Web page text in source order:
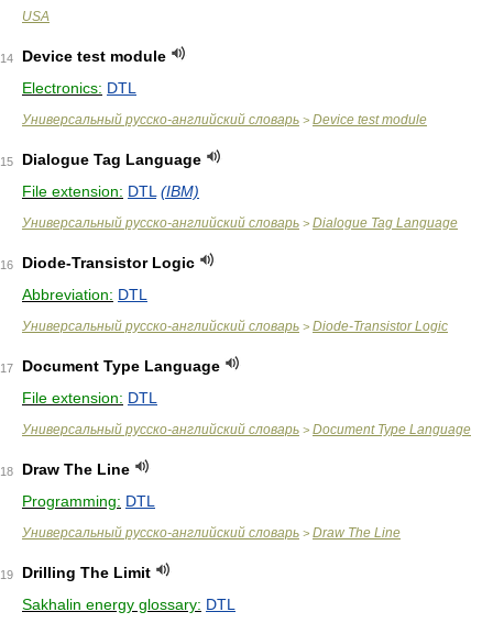
USA
14
Device test module
Electronics: DTL
Универсальный русско-английский словарь > Device test module
15
Dialogue Tag Language
File extension: DTL (IBM)
Универсальный русско-английский словарь > Dialogue Tag Language
16
Diode-Transistor Logic
Abbreviation: DTL
Универсальный русско-английский словарь > Diode-Transistor Logic
17
Document Type Language
File extension: DTL
Универсальный русско-английский словарь > Document Type Language
18
Draw The Line
Programming: DTL
Универсальный русско-английский словарь > Draw The Line
19
Drilling The Limit
Sakhalin energy glossary: DTL